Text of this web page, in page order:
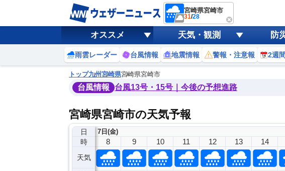
宮崎県宮崎市
31/28
オススメ 天気・観測 防
雨雲レーダー 台風情報 地震情報 警報・注意報 2週
トップ九州宮崎県宮崎県宮崎市
台風情報 台風13号・15号｜今後の予想進路
宮崎県宮崎市の天気予報
日
時
天気
7日(金)
7 8 9 10 11 12 13 14